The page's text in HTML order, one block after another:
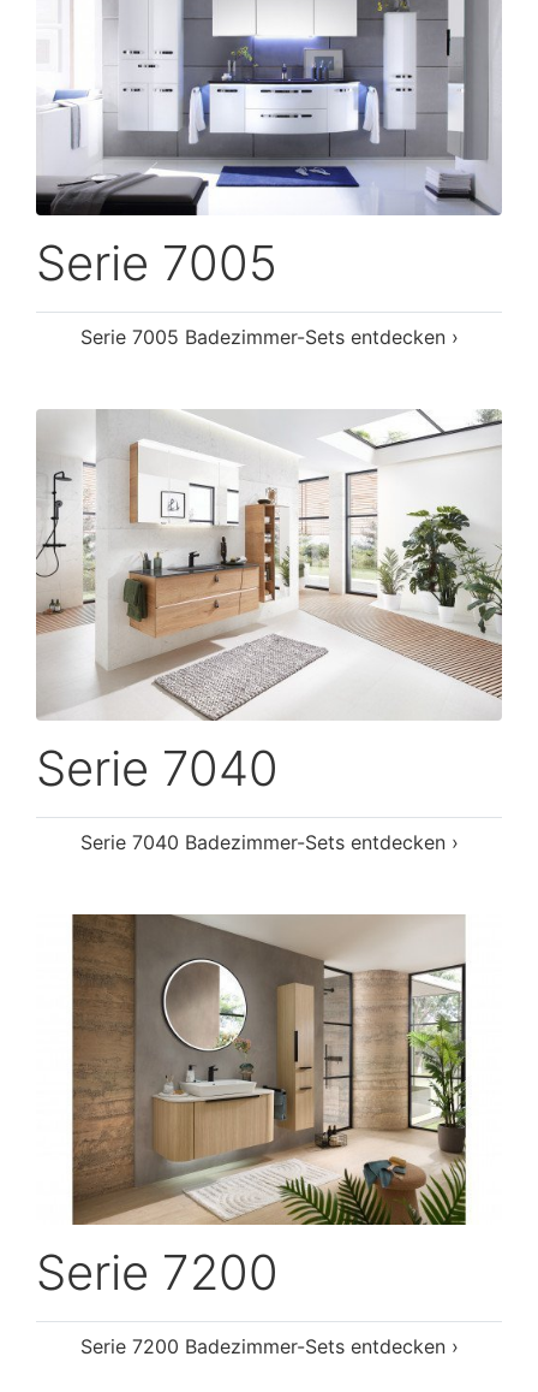
Serie 7005
Serie 7005 Badezimmer-Sets entdecken ›
Serie 7040
Serie 7040 Badezimmer-Sets entdecken ›
Serie 7200
Serie 7200 Badezimmer-Sets entdecken ›